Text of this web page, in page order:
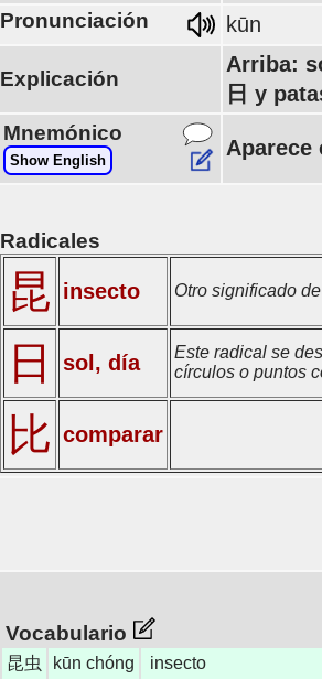
Pronunciación kūn
Explicación
Arriba:
日 y
Mnemónico
Show English
Aparece
Radicales
昆 insecto Otro significado
日 sol, día
Este radical se
círculos o puntos
比 comparar
Vocabulario
昆虫 kūn chóng
insecto